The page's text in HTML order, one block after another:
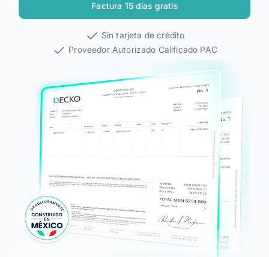
Alegra Calcula
Iniciar Sesión
Agendar Demo
Factura 15 días gratis
Sin tarjeta de crédito
Proveedor Autorizado Calificado PAC